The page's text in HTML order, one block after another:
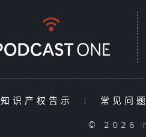
知识产权告示 | 常见问
© 2026